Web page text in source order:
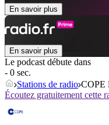
En savoir plus
En savoir plus
Le podcast débute dans
- 0 sec.
Stations de radio COPE
Écoutez gratuitement cette